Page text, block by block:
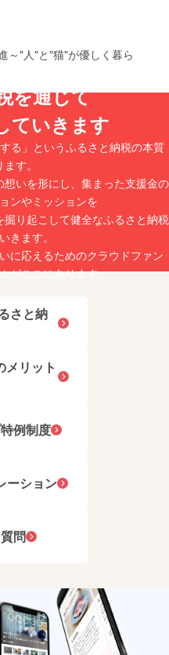
～"人"と"猫"が優しく暮ら
を通じて
ていきます
る」というふるさと納税の本質
す。
いを形にし、集まった支援金の
ンやミッションを
り起こして健全なふるさと納税
きます。
に応えるためのクラウドファン
がここにあります。
さと納
メリット
例制度
ーション
問